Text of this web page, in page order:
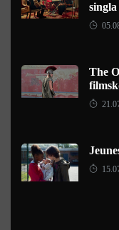
singla
The